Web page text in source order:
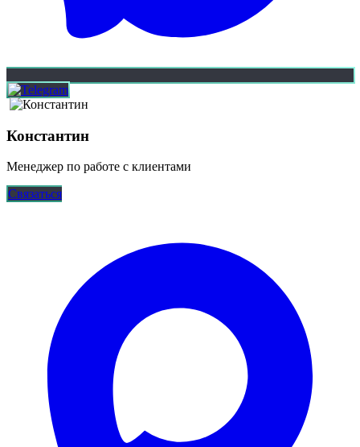
Константин
Менеджер по работе с клиентами
Связаться